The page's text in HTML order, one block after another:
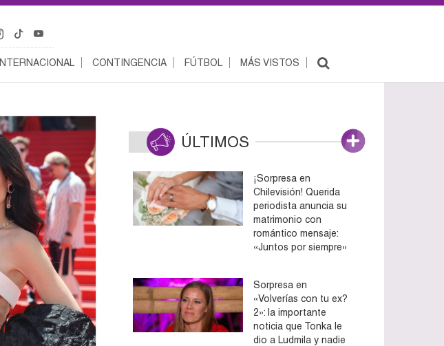
INTERNACIONAL CONTINGENCIA FÚTBOL MÁS VISTOS
ÚLTIMOS
¡Sorpresa en
Chilevisión! Querida
periodista anuncia su
matrimonio con
romántico mensaje:
«Juntos por siempre»
Sorpresa en
«Volverías con tu ex?
2»: la importante
noticia que Tonka le
dio a Ludmila y nadie